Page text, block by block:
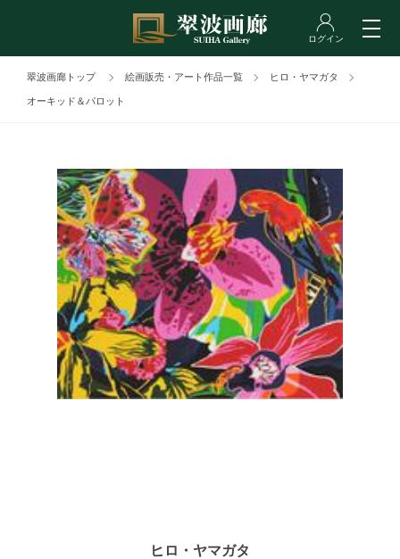
翠波画廊トップ 絵画販売・アート作品一覧 ヒロ・ヤマガタ
オーキッド＆パロット
ヒロ・ヤマガタ